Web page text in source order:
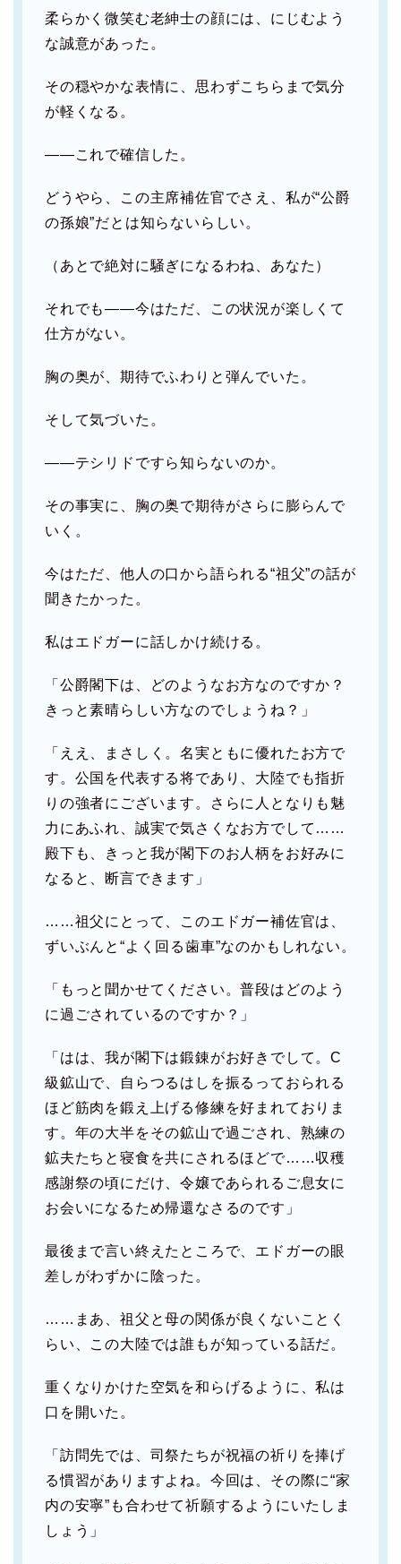
柔らかく微笑む老紳士の顔には、にじむよう
な誠意があった。
その穏やかな表情に、思わずこちらまで気分
が軽くなる。
――これで確信した。
どうやら、この主席補佐官でさえ、私が“公爵
の孫娘”だとは知らないらしい。
（あとで絶対に騒ぎになるわね、あなた）
それでも――今はただ、この状況が楽しくて
仕方がない。
胸の奥が、期待でふわりと弾んでいた。
そして気づいた。
――テシリドですら知らないのか。
その事実に、胸の奥で期待がさらに膨らんで
いく。
今はただ、他人の口から語られる“祖父”の話が
聞きたかった。
私はエドガーに話しかけ続ける。
「公爵閣下は、どのようなお方なのですか？
きっと素晴らしい方なのでしょうね？」
「ええ、まさしく。名実ともに優れたお方で
す。公国を代表する将であり、大陸でも指折
りの強者にございます。さらに人となりも魅
力にあふれ、誠実で気さくなお方でして……
殿下も、きっと我が閣下のお人柄をお好みに
なると、断言できます」
……祖父にとって、このエドガー補佐官は、
ずいぶんと“よく回る歯車”なのかもしれない。
「もっと聞かせてください。普段はどのよう
に過ごされているのですか？」
「はは、我が閣下は鍛錬がお好きでして。C
級鉱山で、自らつるはしを振るっておられる
ほど筋肉を鍛え上げる修練を好まれておりま
す。年の大半をその鉱山で過ごされ、熟練の
鉱夫たちと寝食を共にされるほどで……収穫
感謝祭の頃にだけ、令嬢であられるご息女に
お会いになるため帰還なさるのです」
最後まで言い終えたところで、エドガーの眼
差しがわずかに陰った。
……まあ、祖父と母の関係が良くないことく
らい、この大陸では誰もが知っている話だ。
重くなりかけた空気を和らげるように、私は
口を開いた。
「訪問先では、司祭たちが祝福の祈りを捧げ
る慣習がありますよね。今回は、その際に“家
内の安寧”も合わせて祈願するようにいたしま
しょう」